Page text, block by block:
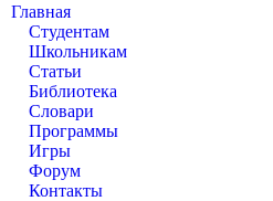
Главная
Студентам
Школьникам
Статьи
Библиотека
Словари
Программы
Игры
Форум
Контакты